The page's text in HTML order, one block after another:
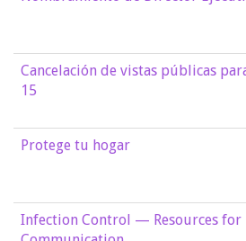
Cancelación de vistas públicas
15
Protege tu hogar
Infection Control — Resources for